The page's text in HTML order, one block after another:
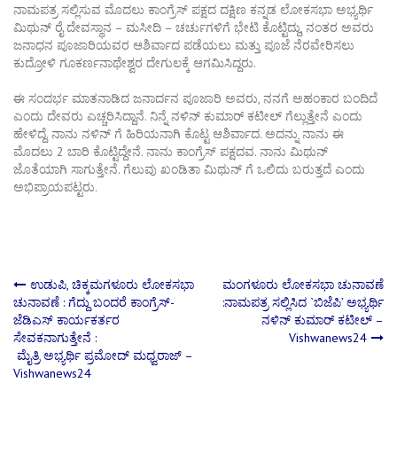
ನಾಮಪತ್ರ ಸಲ್ಲಿಸುವ ಮೊದಲು ಕಾಂಗ್ರೆಸ್ ಪಕ್ಷದ ದಕ್ಷಿಣ ಕನ್ನಡ ಲೋಕಸಭಾ ಅಭ್ಯರ್ಥಿ
ಮಿಥುನ್ ರೈ ದೇವಸ್ಥಾನ – ಮಸೀದಿ – ಚರ್ಚುಗಳಿಗೆ ಭೇಟಿ ಕೊಟ್ಟಿದ್ದು, ನಂತರ ಅವರು
ಜನಾಧನ ಪೂಜಾರಿಯವರ ಆಶಿರ್ವಾದ ಪಡೆಯಲು ಮತ್ತು ಪೂಜೆ ನೆರವೇರಿಸಲು
ಕುದ್ರೋಳಿ ಗೂಕರ್ಣನಾಥೇಶ್ವರ ದೇಗುಲಕ್ಕೆ ಆಗಮಿಸಿದ್ದರು.
ಈ ಸಂದರ್ಭ ಮಾತನಾಡಿದ ಜನಾರ್ದನ ಪೂಜಾರಿ ಅವರು, ನನಗೆ ಅಹಂಕಾರ ಬಂದಿದೆ
ಎಂದು ದೇವರು ಎಚ್ಚರಿಸಿದ್ದಾನೆ. ನಿನ್ನೆ ನಳಿನ್ ಕುಮಾರ್ ಕಟೀಲ್ ಗೆಲ್ಲುತ್ತೇನೆ ಎಂದು
ಹೇಳಿದ್ದೆ. ನಾನು ನಳಿನ್ ಗೆ ಹಿರಿಯನಾಗಿ ಕೊಟ್ಟ ಆಶಿರ್ವಾದ. ಅದನ್ನು ನಾನು ಈ
ಮೊದಲು 2 ಬಾರಿ ಕೊಟ್ಟಿದ್ದೇನೆ. ನಾನು ಕಾಂಗ್ರೆಸ್ ಪಕ್ಷದವ. ನಾನು ಮಿಥುನ್
ಜೊತೆಯಾಗಿ ಸಾಗುತ್ತೇನೆ. ಗೆಲುವು ಖಂಡಿತಾ ಮಿಥುನ್ ಗೆ ಒಲಿದು ಬರುತ್ತದೆ ಎಂದು
ಅಭಿಪ್ರಾಯಪಟ್ಟರು.
Post
navigation
ಉಡುಪಿ, ಚಿಕ್ಕಮಗಳೂರು ಲೋಕಸಭಾ
ಚುನಾವಣೆ : ಗೆದ್ದು ಬಂದರೆ ಕಾಂಗ್ರೆಸ್-
ಜೆಡಿಎಸ್ ಕಾರ್ಯಕರ್ತರ
ಸೇವಕನಾಗುತ್ತೇನೆ :
ಮೈತ್ರಿ ಅಭ್ಯರ್ಥಿ ಪ್ರಮೋದ್ ಮಧ್ವರಾಜ್ –
Vishwanews24
ಮಂಗಳೂರು ಲೋಕಸಭಾ ಚುನಾವಣೆ
:ನಾಮಪತ್ರ ಸಲ್ಲಿಸಿದ `ಬಿಜೆಪಿ’ ಅಭ್ಯರ್ಥಿ
ನಳಿನ್ ಕುಮಾರ್ ಕಟೀಲ್ –
Vishwanews24